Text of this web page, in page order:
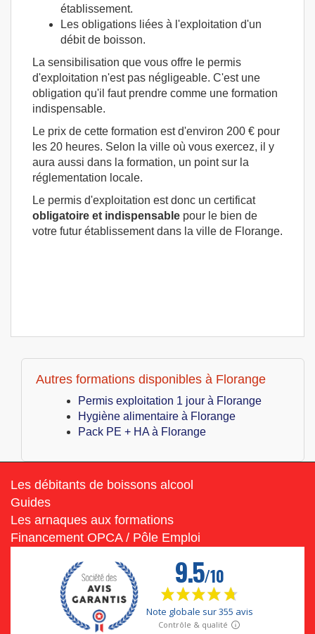
établissement.
Les obligations liées à l'exploitation d'un
débit de boisson.
La sensibilisation que vous offre le permis
d'exploitation n'est pas négligeable. C'est une
obligation qu'il faut prendre comme une formation
indispensable.
Le prix de cette formation est d'environ 200 € pour
les 20 heures. Selon la ville où vous exercez, il y
aura aussi dans la formation, un point sur la
réglementation locale.
Le permis d'exploitation est donc un certificat
obligatoire et indispensable pour le bien de
votre futur établissement dans la ville de Florange.
Autres formations disponibles à Florange
Permis exploitation 1 jour à Florange
Hygiène alimentaire à Florange
Pack PE + HA à Florange
Les débitants de boissons alcool
Guides
Les arnaques aux formations
Financement OPCA / Pôle Emploi